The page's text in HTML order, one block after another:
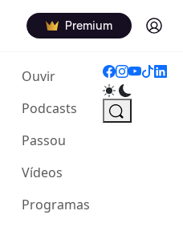
Premium Log in
Ouvir(current)
Podcasts
Passou
Vídeos
Programas